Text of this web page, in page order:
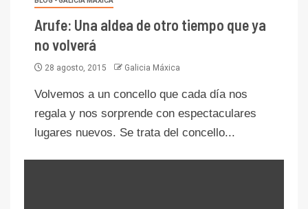
Arufe: Una aldea de otro tiempo que ya
no volverá
28 agosto, 2015 Galicia Máxica
Volvemos a un concello que cada día nos
regala y nos sorprende con espectaculares
lugares nuevos. Se trata del concello...